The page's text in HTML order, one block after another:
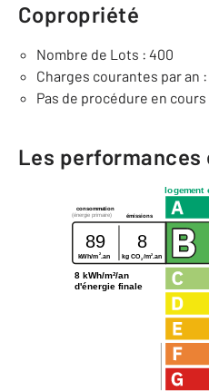
Copropriété
Nombre de Lots : 400
Charges courantes par an
Pas de procédure en cours
Les performances
logement
consommation
émissions
(énergie primaire)
89 8
kWh/m 2.an kg CO2/m2.an
8 kWh/m²/an
d'énergie finale